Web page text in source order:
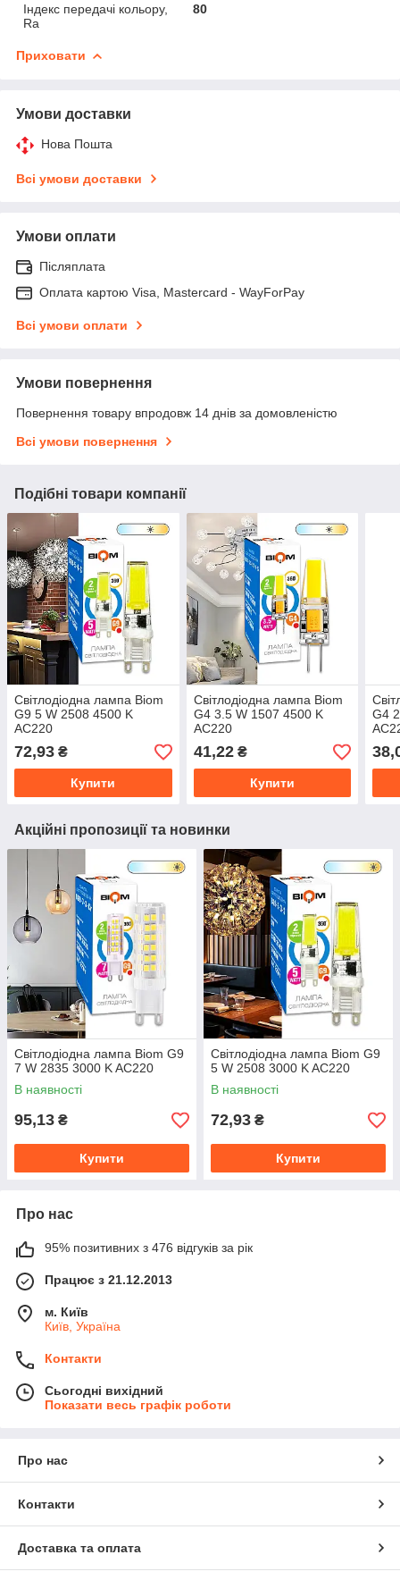
Індекс передачі кольору,
Ra
80
Приховати
Умови доставки
Нова Пошта
Всі умови доставки
Умови оплати
Післяплата
Оплата картою Visa, Mastercard - WayForPay
Всі умови оплати
Умови повернення
Повернення товару впродовж 14 днів за домовленістю
Всі умови повернення
Подібні товари компанії
Світлодіодна лампа Biom
G9 5 W 2508 4500 K
AC220
72,93 ₴
Купити
Світлодіодна лампа Biom
G4 3.5 W 1507 4500 K
AC220
41,22₴
Купити
G4
Акційні пропозиції та новинки
Світлодіодна лампа Biom G9
7 W 2835 3000 K AC220
В наявності
95,13 ₴
Купити
Світлодіодна лампа Biom G9
5 W 2508 3000 K AC220
В наявності
72,93 ₴
Купити
Про нас
95% позитивних з 476 відгуків за рік
Працює з 21.12.2013
м. Київ
Київ, Україна
Контакти
Сьогодні вихідний
Показати весь графік роботи
Про нас
Контакти
Доставка та оплата